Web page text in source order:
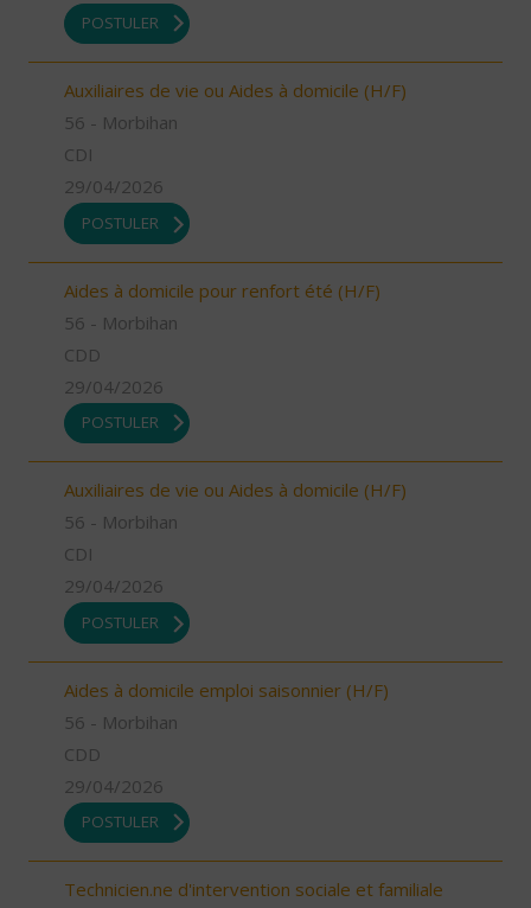
POSTULER
Auxiliaires de vie ou Aides à domicile (H/F)
56 - Morbihan
CDI
29/04/2026
POSTULER
Aides à domicile pour renfort été (H/F)
56 - Morbihan
CDD
29/04/2026
POSTULER
Auxiliaires de vie ou Aides à domicile (H/F)
56 - Morbihan
CDI
29/04/2026
POSTULER
Aides à domicile emploi saisonnier (H/F)
56 - Morbihan
CDD
29/04/2026
POSTULER
Technicien.ne d'intervention sociale et familiale